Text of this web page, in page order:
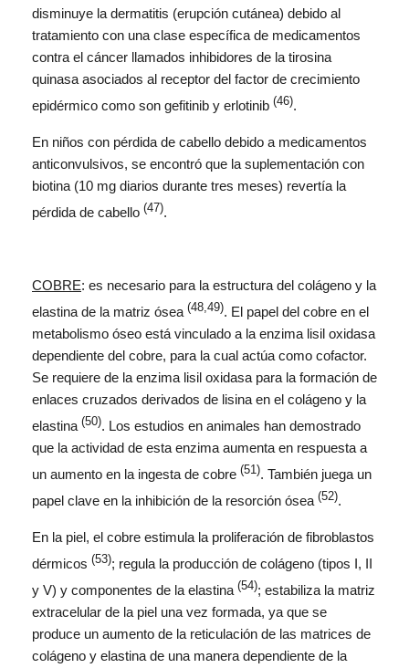
disminuye la dermatitis (erupción cutánea) debido al
tratamiento con una clase específica de medicamentos
contra el cáncer llamados inhibidores de la tirosina
quinasa asociados al receptor del factor de crecimiento
epidérmico como son gefitinib y erlotinib (46).
En niños con pérdida de cabello debido a medicamentos
anticonvulsivos, se encontró que la suplementación con
biotina (10 mg diarios durante tres meses) revertía la
pérdida de cabello (47).
COBRE: es necesario para la estructura del colágeno y la
elastina de la matriz ósea (48,49). El papel del cobre en el
metabolismo óseo está vinculado a la enzima lisil oxidasa
dependiente del cobre, para la cual actúa como cofactor.
Se requiere de la enzima lisil oxidasa para la formación de
enlaces cruzados derivados de lisina en el colágeno y la
elastina (50). Los estudios en animales han demostrado
que la actividad de esta enzima aumenta en respuesta a
un aumento en la ingesta de cobre (51). También juega un
papel clave en la inhibición de la resorción ósea (52).
En la piel, el cobre estimula la proliferación de fibroblastos
dérmicos (53); regula la producción de colágeno (tipos I, II
y V) y componentes de la elastina (54); estabiliza la matriz
extracelular de la piel una vez formada, ya que se
produce un aumento de la reticulación de las matrices de
colágeno y elastina de una manera dependiente de la